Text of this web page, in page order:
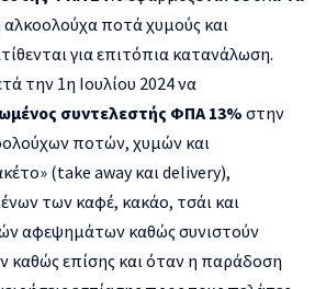
ποτά χυμούς και
για επιτόπια κατανάλωση.
την 1η Ιουλίου 2024 να
συντελεστής ΦΠΑ 13% στην
ποτών, χυμών και
(take away και delivery),
των καφέ, κακάο, τσάι και
αφεψημάτων καθώς συνιστούν
καθώς επίσης και όταν η παράδοση